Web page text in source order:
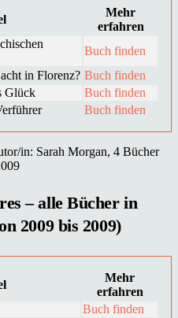
Mehr
erfahren
Buch finden
in Florenz? Buch finden
Glück
Buch finden
Buch finden
in: Sarah Morgan, 4 Bücher
– alle Bücher in
2009 bis 2009)
Mehr
erfahren
Buch finden